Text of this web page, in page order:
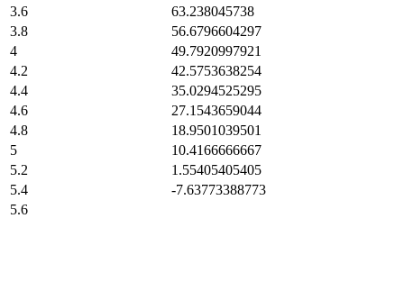
3.6
63.238045738
3.8
56.6796604297
4
49.7920997921
4.2
42.5753638254
4.4
35.0294525295
4.6
27.1543659044
4.8
18.9501039501
5
10.4166666667
5.2
1.55405405405
5.4
-7.63773388773
5.6